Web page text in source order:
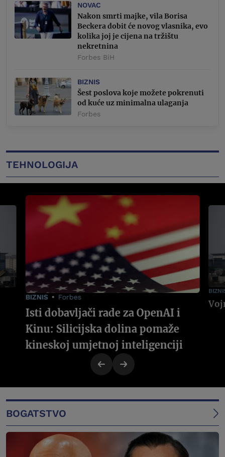
NOVAC
Nakon smrti majke, vila Borisa
Beckera dobit će novog vlasnika, evo
kolika joj je cijena na tržištu
nekretnina
Forbes BiH
BIZNIS
Šest poslova koje možete pokrenuti
od kuće uz minimalna ulaganja
Forbes
TEHNOLOGIJA
BIZNIS Forbes
Isti dobavljači rade za OpenAI i
Kinu: Silicijska dolina pomaže
kineskoj umjetnoj inteligenciji
BOGATSTVO